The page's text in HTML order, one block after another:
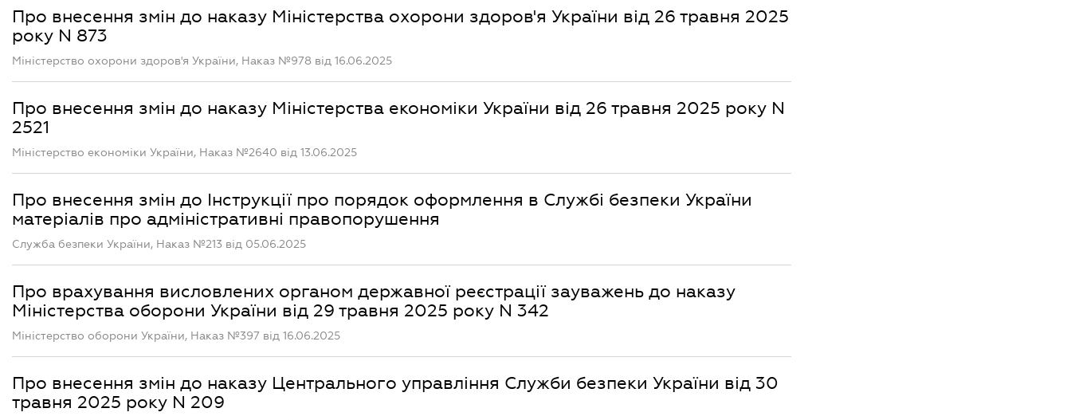
Про внесення змін до наказу Міністерства охорони здоров'я України від 26 травня 2025
року N 873
Міністерство охорони здоров'я України, Наказ №978 від 16.06.2025
Про внесення змін до наказу Міністерства економіки України від 26 травня 2025 року N
2521
Міністерство економіки України, Наказ №2640 від 13.06.2025
Про внесення змін до Інструкції про порядок оформлення в Службі безпеки України
матеріалів про адміністративні правопорушення
Служба безпеки України, Наказ №213 від 05.06.2025
Про врахування висловлених органом державної реєстрації зауважень до наказу
Міністерства оборони України від 29 травня 2025 року N 342
Міністерство оборони України, Наказ №397 від 16.06.2025
Про внесення змін до наказу Центрального управління Служби безпеки України від 30
травня 2025 року N 209